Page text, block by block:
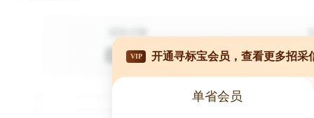
VIP 开通寻标宝会员，查看更多招采
单省会员